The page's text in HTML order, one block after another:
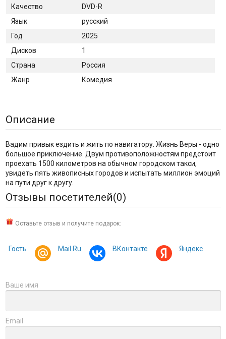
Качество
DVD-R
Язык
русский
Год
2025
Дисков
1
Страна
Россия
Жанр
Комедия
Описание
Вадим привык ездить и жить по навигатору. Жизнь Веры - одно
большое приключение. Двум противоположностям предстоит
проехать 1500 километров на обычном городском такси,
увидеть пять живописных городов и испытать миллион эмоций
на пути друг к другу.
Отзывы посетителей(0)
Оставьте отзыв и получите подарок:
Гость Mail.Ru ВКонтакте Яндекс
Ваше имя
Email